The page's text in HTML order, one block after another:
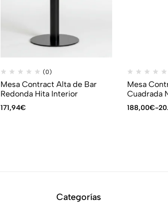
(0)
Mesa Contract Alta de Bar
Redonda Hita Interior
171,94€
Mesa
Cuadrada
188,00€-
Categorías